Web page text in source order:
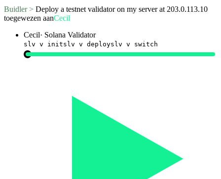
Buidler > Deploy a testnet validator on my server at 203.0.113.10
toegewezen aanCecil
Cecil· Solana Validator
slv v initslv v deployslv v switch